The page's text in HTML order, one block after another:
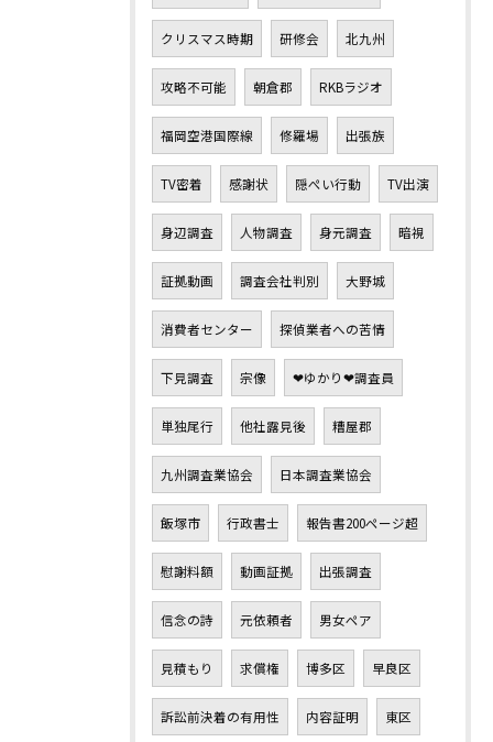
クリスマス時期 研修会 北九州
攻略不可能 朝倉郡 RKBラジオ
福岡空港国際線 修羅場 出張族
TV密着 感謝状 隠ぺい行動 TV出演
身辺調査 人物調査 身元調査 暗視
証拠動画 調査会社判別 大野城
消費者センター 探偵業者への苦情
下見調査 宗像 ❤ゆかり❤調査員
単独尾行 他社露見後 糟屋郡
九州調査業協会 日本調査業協会
飯塚市 行政書士 報告書200ページ超
慰謝料額 動画証拠 出張調査
信念の詩 元依頼者 男女ペア
見積もり 求償権 博多区 早良区
訴訟前決着の有用性 内容証明 東区